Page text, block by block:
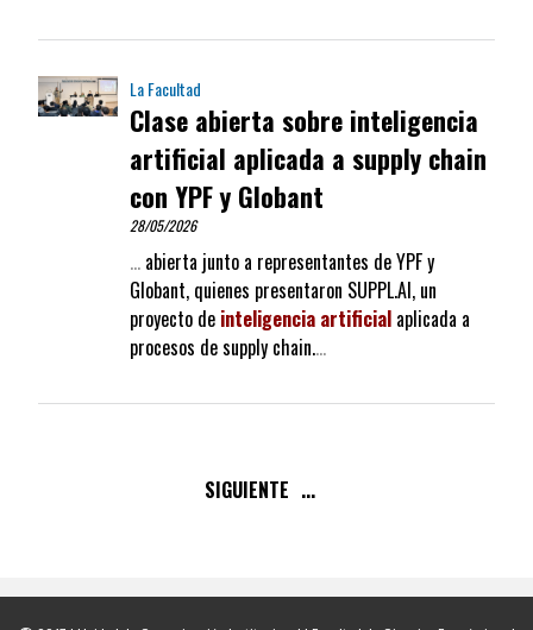
La Facultad
Clase abierta sobre inteligencia
artificial aplicada a supply chain
con YPF y Globant
28/05/2026
…abierta junto a representantes de YPF y
Globant, quienes presentaron SUPPL.AI, un
proyecto de inteligencia artificialaplicada a
procesos de supply chain.…
SIGUIENTE